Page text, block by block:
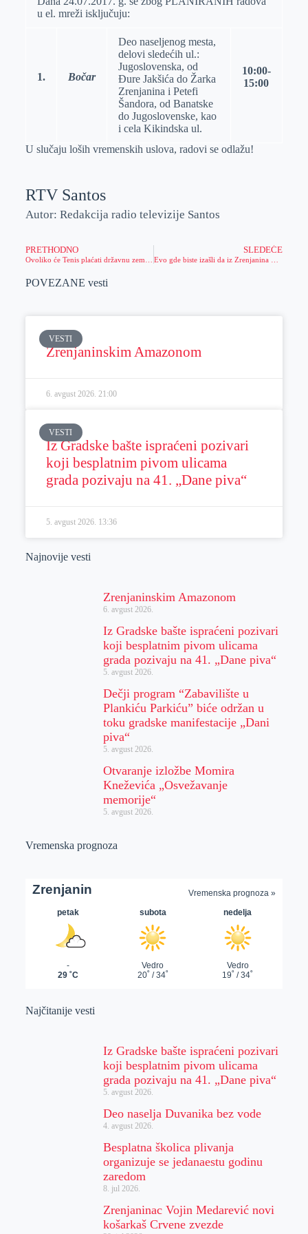
u el. mreži isklјučuju:
1. Bočar
Deo naselјenog mesta,
delovi sledećih ul.:
Jugoslovenska, od
Đure Jakšića do Žarka
Zrenjanina i Petefi
Šandora, od Banatske
do Jugoslovenske, kao
i cela Kikindska ul.
10:00-
15:00
U slučaju loših vremenskih uslova, radovi se odlažu!
RTV Santos
Autor: Redakcija radio televizije Santos
PRETHODNO SLEDEĆE
POVEZANE vesti
VESTI
Zrenjaninskim Amazonom
6. avgust 2026. 21:00
VESTI
Iz Gradske bašte ispraćeni pozivari
koji besplatnim pivom ulicama
grada pozivaju na 41. „Dane piva“
5. avgust 2026. 13:36
Najnovije vesti
Zrenjaninskim Amazonom
6. avgust 2026.
Iz Gradske bašte ispraćeni pozivari
koji besplatnim pivom ulicama
grada pozivaju na 41. „Dane piva“
5. avgust 2026.
Dečji program “Zabavilište u
Plankiću Parkiću” biće održan u
toku gradske manifestacije „Dani
piva“
5. avgust 2026.
Otvaranje izložbe Momira
Kneževića „Osvežavanje
memorije“
5. avgust 2026.
Vremenska prognoza
Najčitanije vesti
Iz Gradske bašte ispraćeni pozivari
koji besplatnim pivom ulicama
grada pozivaju na 41. „Dane piva“
5. avgust 2026.
Deo naselja Duvanika bez vode
4. avgust 2026.
Besplatna školica plivanja
organizuje se jedanaestu godinu
zaredom
8. jul 2026.
Zrenjaninac Vojin Medarević novi
košarkaš Crvene zvezde